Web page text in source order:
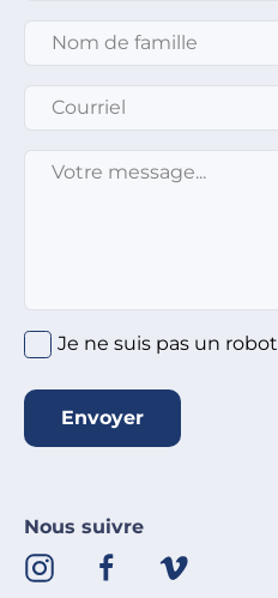
Nom de famille
Courriel
Message
Je ne suis pas un robot
Envoyer
Nous suivre